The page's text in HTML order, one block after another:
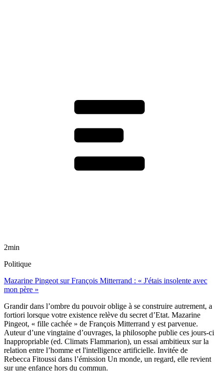
2min
Politique
Mazarine Pingeot sur François Mitterrand : « J'étais insolente avec
mon père »
Grandir dans l’ombre du pouvoir oblige à se construire autrement, a
fortiori lorsque votre existence relève du secret d’Etat. Mazarine
Pingeot, « fille cachée » de François Mitterrand y est parvenue.
Auteur d’une vingtaine d’ouvrages, la philosophe publie ces jours-ci
Inappropriable (ed. Climats Flammarion), un essai ambitieux sur la
relation entre l’homme et l'intelligence artificielle. Invitée de
Rebecca Fitoussi dans l’émission Un monde, un regard, elle revient
sur une enfance hors du commun.